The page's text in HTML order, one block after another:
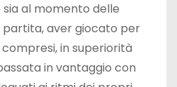
al momento delle
partita, aver giocato per
in superiorità
in vantaggio con